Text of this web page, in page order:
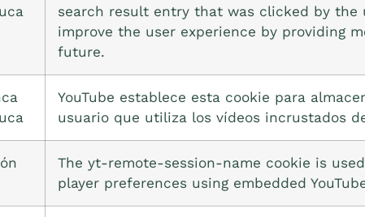
search result entry that was clicked by the
improve the user experience by providing
future.
YouTube establece esta cookie para
usuario que utiliza los vídeos incrustados
The yt-remote-session-name cookie is
player preferences using embedded